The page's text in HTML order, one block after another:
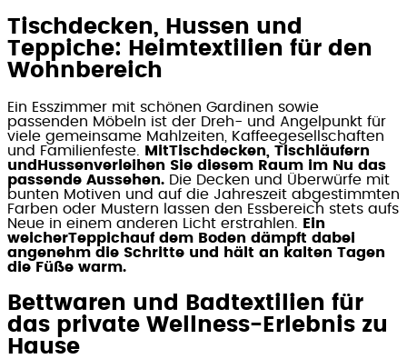
Tischdecken, Hussen und
Teppiche: Heimtextilien für den
Wohnbereich
Ein Esszimmer mit schönen Gardinen sowie
passenden Möbeln ist der Dreh- und Angelpunkt für
viele gemeinsame Mahlzeiten, Kaffeegesellschaften
und Familienfeste.
MitTischdecken, Tischläufern
undHussenverleihen Sie diesem Raum im Nu das
passende Aussehen. Die Decken und Überwürfe mit
bunten Motiven und auf die Jahreszeit abgestimmten
Farben oder Mustern lassen den Essbereich stets aufs
Neue in einem anderen Licht erstrahlen.
Ein
weicherTeppichauf dem Boden dämpft dabei
angenehm die Schritte und hält an kalten Tagen
die Füße warm.
Bettwaren und Badtextilien für
das private Wellness-Erlebnis zu
Hause